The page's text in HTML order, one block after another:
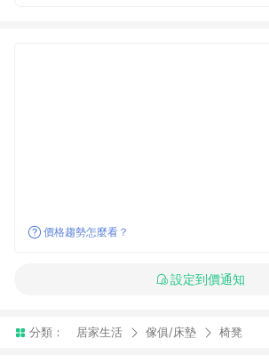
價格趨勢怎麼看？
設定到價通知
分類： 居家生活 傢俱/床墊 椅凳